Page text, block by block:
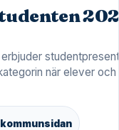
när elever och